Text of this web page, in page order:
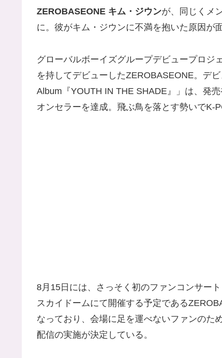
ZEROBASEONE キム・ジウンが、同じくメ
に。彼がキム・ジウンに不満を抱いた原因が
グローバルボーイズグループデビュープロジ
を持してデビューしたZEROBASEONE。デ
Album『YOUTH IN THE SHADE』」は、発
オンセラーを達成。飛ぶ鳥を落とす勢いでK-
8月15日には、さっそく初のファンコンサー
スカイドームにて開催する予定である
なっており、会場に足を運べないファンのた
配信の実施が決定している。